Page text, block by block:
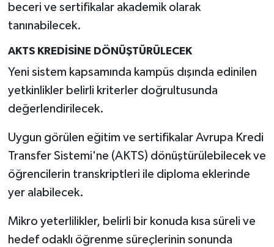
beceri ve sertifikalar akademik olarak
tanınabilecek.
AKTS KREDİSİNE DÖNÜŞTÜRÜLECEK
Yeni sistem kapsamında kampüs dışında edinilen
yetkinlikler belirli kriterler doğrultusunda
değerlendirilecek.
Uygun görülen eğitim ve sertifikalar Avrupa Kredi
Transfer Sistemi'ne (AKTS) dönüştürülebilecek ve
öğrencilerin transkriptleri ile diploma eklerinde
yer alabilecek.
Mikro yeterlilikler, belirli bir konuda kısa süreli ve
hedef odaklı öğrenme süreçlerinin sonunda
Kütahya
Otomobil
Politika
Rüya Tabirleri